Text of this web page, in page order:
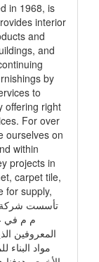
in 1968, is
interior
and
and
by
to
offering right
For over
ourselves on
within
projects in
carpet tile,
for supply,
المعروفين
مواد البناء